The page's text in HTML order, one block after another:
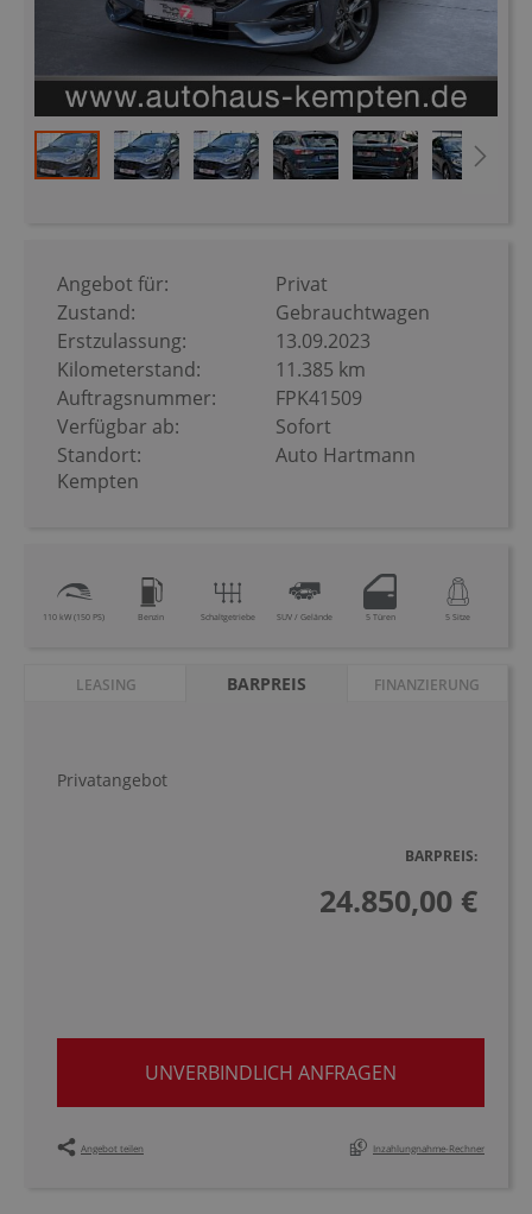
Bildergalerie
springen
110 kW (150 PS) Benzin Schaltgetriebe SUV / Gelände 5 Türen 5 Sitze
Angebot für:
Privat
Zustand:
Gebrauchtwagen
Erstzulassung:
13.09.2023
Kilometerstand:
11.385 km
Auftragsnummer:
FPK41509
Verfügbar ab:
Sofort
Standort:
Auto Hartmann
Kempten
LEASING BARPREIS FINANZIERUNG
Privatangebot
BARPREIS:
24.850,00 €
UNVERBINDLICH ANFRAGEN
Angebot teilen Inzahlungnahme-Rechner